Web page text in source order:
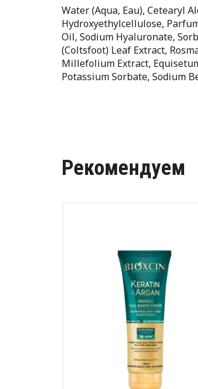
Water (Aqua, Eau), Cetearyl
Hydroxyethylcellulose,
Oil, Sodium Hyaluronate,
(Coltsfoot) Leaf Extract,
Millefolium Extract,
Potassium Sorbate, Sodium
Рекомендуем